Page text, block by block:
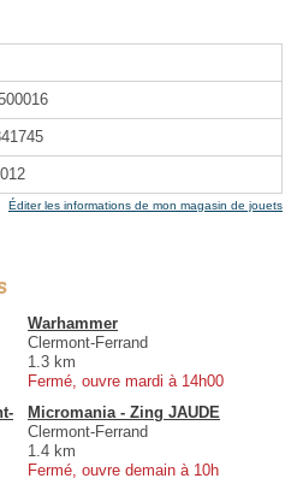
Éditer les informations de mon magasin de jouets
Warhammer
Clermont-Ferrand
1.3 km
Fermé, ouvre mardi à 14h00
Micromania - Zing JAUDE
Clermont-Ferrand
1.4 km
Fermé, ouvre demain à 10h